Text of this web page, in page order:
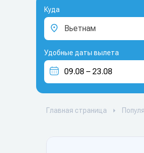
Куда
Вьетнам
Удобные даты вылета
Главная страница